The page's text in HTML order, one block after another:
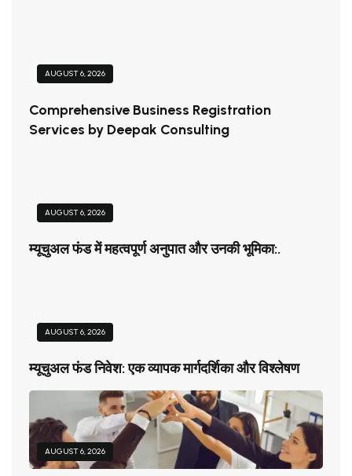
AUGUST 6, 2026
Comprehensive Business Registration
Services by Deepak Consulting
AUGUST 6, 2026
म्यूचुअल फंड में महत्वपूर्ण अनुपात और उनकी भूमिका:.
AUGUST 6, 2026
म्यूचुअल फंड निवेश: एक व्यापक मार्गदर्शिका और विश्लेषण
AUGUST 6, 2026